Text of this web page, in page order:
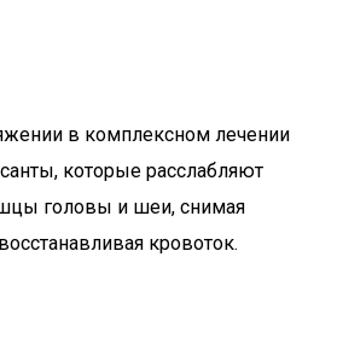
в комплексном лечении
которые расслабляют
головы и шеи, снимая
кровоток.